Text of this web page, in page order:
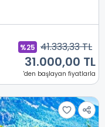
%25 41.333,33 TL
31.000,00 TL
'den başlayan fiyatlarla